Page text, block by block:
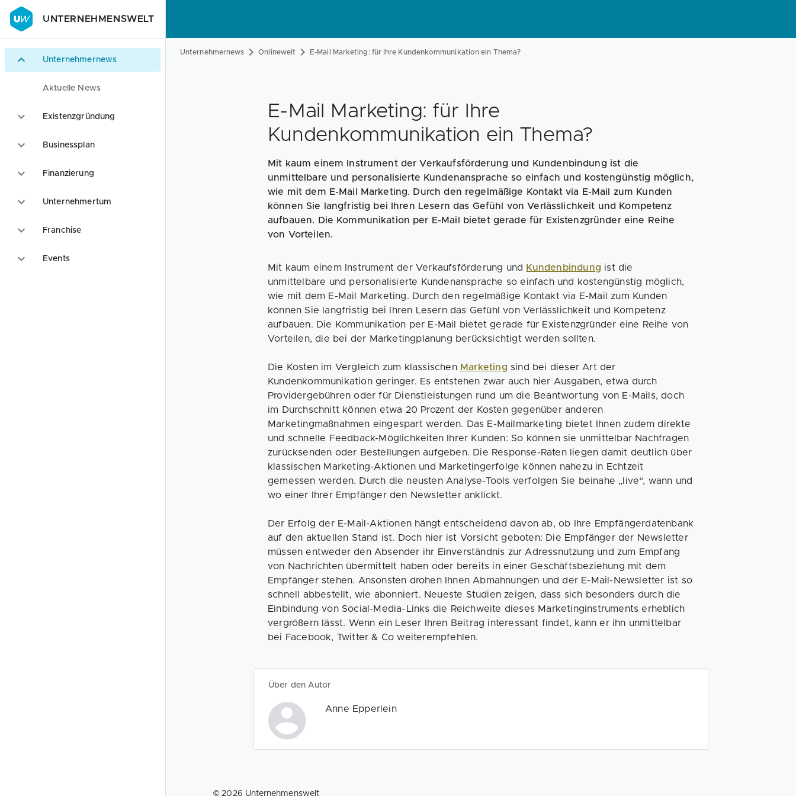
UNTERNEHMENSWELT
Unternehmernews
Aktuelle News
Existenzgründung
Businessplan
Finanzierung
Unternehmertum
Franchise
Events
Unternehmernews Onlinewelt E-Mail Marketing: für Ihre Kundenkommunikation ein Thema?
E-Mail Marketing: für Ihre
Kundenkommunikation ein Thema?
Mit kaum einem Instrument der Verkaufsförderung und Kundenbindung ist die
unmittelbare und personalisierte Kundenansprache so einfach und kostengünstig möglich,
wie mit dem E-Mail Marketing. Durch den regelmäßige Kontakt via E-Mail zum Kunden
können Sie langfristig bei Ihren Lesern das Gefühl von Verlässlichkeit und Kompetenz
aufbauen. Die Kommunikation per E-Mail bietet gerade für Existenzgründer eine Reihe
von Vorteilen.
Mit kaum einem Instrument der Verkaufsförderung und Kundenbindung ist die
unmittelbare und personalisierte Kundenansprache so einfach und kostengünstig möglich,
wie mit dem E-Mail Marketing. Durch den regelmäßige Kontakt via E-Mail zum Kunden
können Sie langfristig bei Ihren Lesern das Gefühl von Verlässlichkeit und Kompetenz
aufbauen. Die Kommunikation per E-Mail bietet gerade für Existenzgründer eine Reihe von
Vorteilen, die bei der Marketingplanung berücksichtigt werden sollten.
Die Kosten im Vergleich zum klassischen Marketing sind bei dieser Art der
Kundenkommunikation geringer. Es entstehen zwar auch hier Ausgaben, etwa durch
Providergebühren oder für Dienstleistungen rund um die Beantwortung von E-Mails, doch
im Durchschnitt können etwa 20 Prozent der Kosten gegenüber anderen
Marketingmaßnahmen eingespart werden. Das E-Mailmarketing bietet Ihnen zudem direkte
und schnelle Feedback-Möglichkeiten Ihrer Kunden: So können sie unmittelbar Nachfragen
zurücksenden oder Bestellungen aufgeben. Die Response-Raten liegen damit deutlich über
klassischen Marketing-Aktionen und Marketingerfolge können nahezu in Echtzeit
gemessen werden. Durch die neusten Analyse-Tools verfolgen Sie beinahe „live“, wann und
wo einer Ihrer Empfänger den Newsletter anklickt.
Der Erfolg der E-Mail-Aktionen hängt entscheidend davon ab, ob Ihre Empfängerdatenbank
auf den aktuellen Stand ist. Doch hier ist Vorsicht geboten: Die Empfänger der Newsletter
müssen entweder den Absender ihr Einverständnis zur Adressnutzung und zum Empfang
von Nachrichten übermittelt haben oder bereits in einer Geschäftsbeziehung mit dem
Empfänger stehen. Ansonsten drohen Ihnen Abmahnungen und der E-Mail-Newsletter ist so
schnell abbestellt, wie abonniert. Neueste Studien zeigen, dass sich besonders durch die
Einbindung von Social-Media-Links die Reichweite dieses Marketinginstruments erheblich
vergrößern lässt. Wenn ein Leser Ihren Beitrag interessant findet, kann er ihn unmittelbar
bei Facebook, Twitter & Co weiterempfehlen.
Über den Autor
Anne Epperlein
©2026 Unternehmenswelt